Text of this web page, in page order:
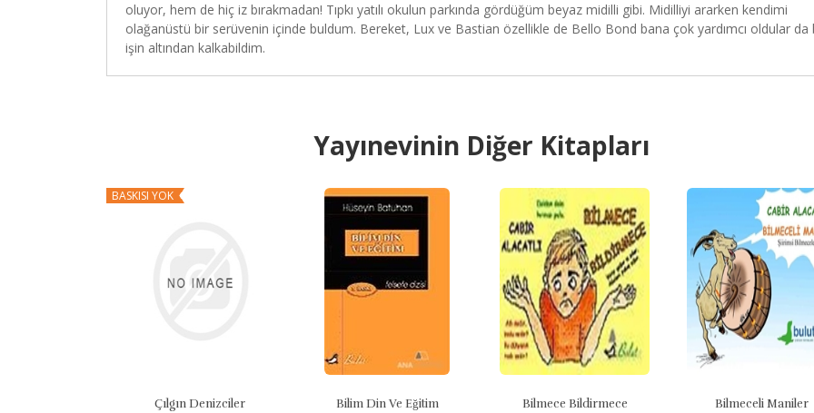
oluyor, hem de hiç iz bırakmadan! Tıpkı yatılı okulun parkında gördüğüm beyaz midilli gibi. Midilliyi ararken kendimi
olağanüstü bir serüvenin içinde buldum. Bereket, Lux ve Bastian özellikle de Bello Bond bana çok yardımcı oldular da
işin altından kalkabildim.
Yayınevinin Diğer Kitapları
BASKISI YOK
Çılgın Denizciler Bilim Din Ve Eğitim Bilmece Bildirmece Bilmeceli Maniler